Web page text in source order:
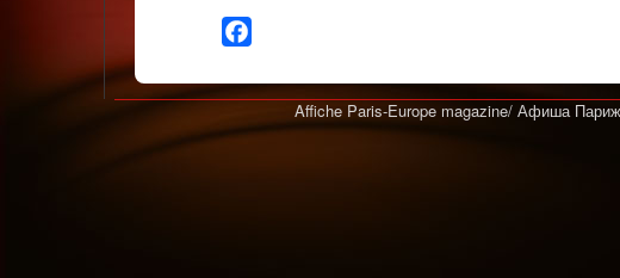
Affiche Paris-Europe magazine/ Афиша